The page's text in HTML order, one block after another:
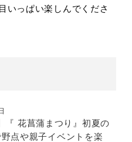
いっぱい楽しんでくださ
『 花菖蒲まつり』初夏の
点や親子イベントを楽